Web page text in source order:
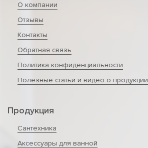
О компании
Отзывы
Контакты
Обратная связь
Политика конфиденциальности
Полезные статьи и видео о продукции
Продукция
Сантехника
Аксессуары для ванной